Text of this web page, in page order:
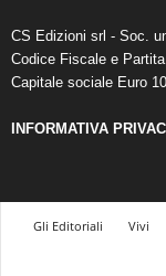
CS Edizioni srl - Soc.
Codice Fiscale e
Capitale sociale Euro
INFORMATIVA
Gli Editoriali Vivi